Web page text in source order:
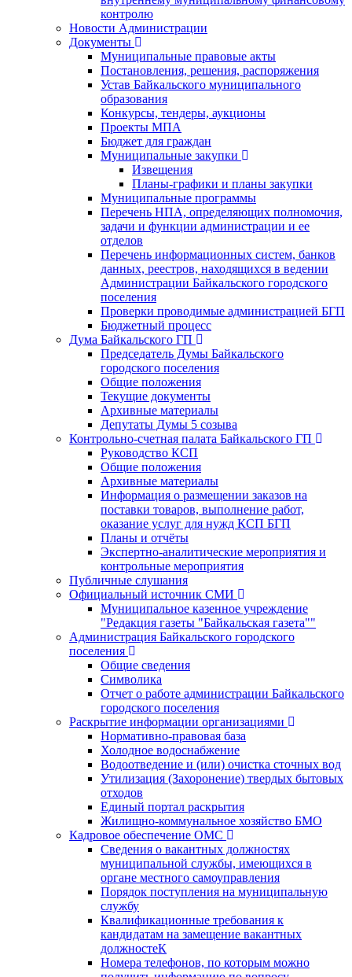
контролю
Новости Администрации
Документы
Муниципальные правовые акты
Постановления, решения, распоряжения
Устав Байкальского муниципального
образования
Конкурсы, тендеры, аукционы
Проекты МПА
Бюджет для граждан
Муниципальные закупки
Извещения
Планы-графики и планы закупки
Муниципальные программы
Перечень НПА, определяющих полномочия,
задачи и функции администрации и ее
отделов
Перечень информационных систем, банков
данных, реестров, находящихся в ведении
Администрации Байкальского городского
поселения
Проверки проводимые администрацией БГП
Бюджетный процесс
Дума Байкальского ГП
Председатель Думы Байкальского
городского поселения
Общие положения
Текущие документы
Архивные материалы
Депутаты Думы 5 созыва
Контрольно-счетная палата Байкальского ГП
Руководство КСП
Общие положения
Архивные материалы
Информация о размещении заказов на
поставки товаров, выполнение работ,
оказание услуг для нужд КСП БГП
Планы и отчёты
Экспертно-аналитические мероприятия и
контрольные мероприятия
Публичные слушания
Официальный источник СМИ
Муниципальное казенное учреждение
"Редакция газеты "Байкальская газета""
Администрация Байкальского городского
поселения
Общие сведения
Символика
Отчет о работе администрации Байкальского
городского поселения
Раскрытие информации организациями
Нормативно-правовая база
Холодное водоснабжение
Водоотведение и (или) очистка сточных вод
Утилизация (Захоронение) твердых бытовых
отходов
Единый портал раскрытия
Жилищно-коммунальное хозяйство БМО
Кадровое обеспечение ОМС
Сведения о вакантных должностях
муниципальной службы, имеющихся в
органе местного самоуправления
Порядок поступления на муниципальную
службу
Квалификационные требования к
кандидатам на замещение вакантных
должностеК
Номера телефонов, по которым можно